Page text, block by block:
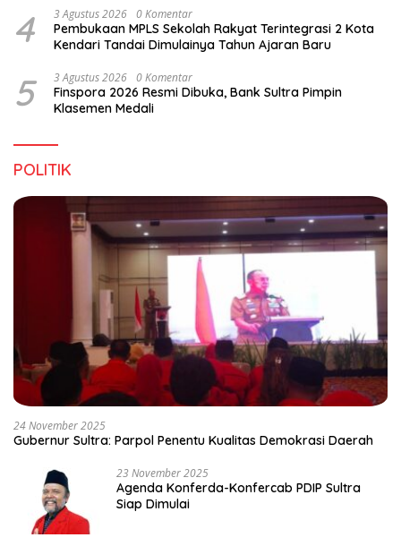
4 3 Agustus 2026 0 Komentar
Pembukaan MPLS Sekolah Rakyat Terintegrasi 2 Kota
Kendari Tandai Dimulainya Tahun Ajaran Baru
5 3 Agustus 2026 0 Komentar
Finspora 2026 Resmi Dibuka, Bank Sultra Pimpin
Klasemen Medali
POLITIK
24 November 2025
Gubernur Sultra: Parpol Penentu Kualitas Demokrasi Daerah
23 November 2025
Agenda Konferda-Konfercab PDIP Sultra
Siap Dimulai